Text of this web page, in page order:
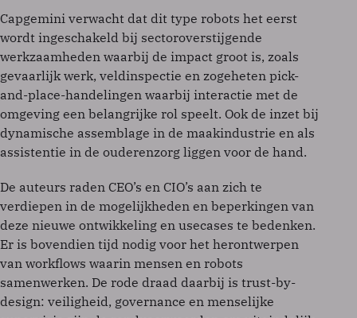
Capgemini verwacht dat dit type robots het eerst
wordt ingeschakeld bij sectoroverstijgende
werkzaamheden waarbij de impact groot is, zoals
gevaarlijk werk, veldinspectie en zogeheten pick-
and-place-handelingen waarbij interactie met de
omgeving een belangrijke rol speelt. Ook de inzet bij
dynamische assemblage in de maakindustrie en als
assistentie in de ouderenzorg liggen voor de hand.
De auteurs raden CEO’s en CIO’s aan zich te
verdiepen in de mogelijkheden en beperkingen van
deze nieuwe ontwikkeling en usecases te bedenken.
Er is bovendien tijd nodig voor het herontwerpen
van workflows waarin mensen en robots
samenwerken. De rode draad daarbij is trust-by-
design: veiligheid, governance en menselijke